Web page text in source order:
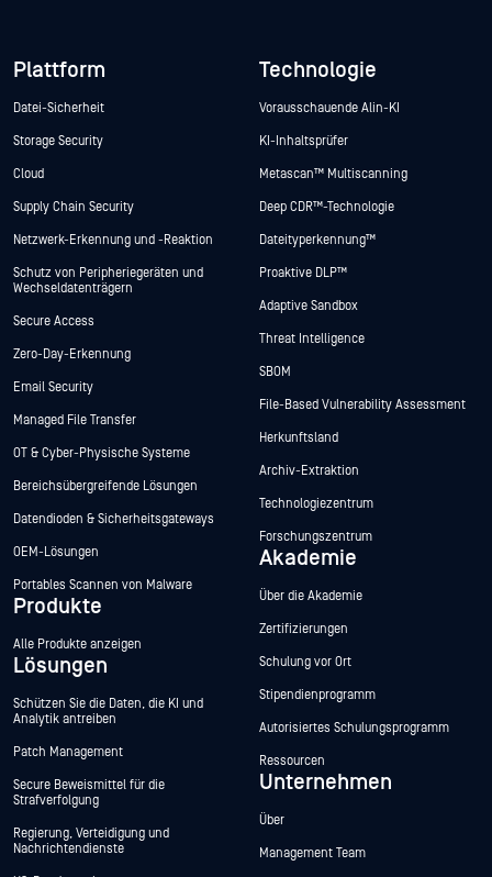
Plattform
Datei-Sicherheit
Storage Security
Cloud
Supply Chain Security
Netzwerk-Erkennung und -Reaktion
Schutz von Peripheriegeräten und
Wechseldatenträgern
Secure Access
Zero-Day-Erkennung
Email Security
Managed File Transfer
OT & Cyber-Physische Systeme
Bereichsübergreifende Lösungen
Datendioden & Sicherheitsgateways
OEM-Lösungen
Portables Scannen von Malware
Produkte
Alle Produkte anzeigen
Lösungen
Schützen Sie die Daten, die KI und
Analytik antreiben
Patch Management
Secure Beweismittel für die
Strafverfolgung
Regierung, Verteidigung und
Nachrichtendienste
Technologie
Vorausschauende Alin-KI
KI-Inhaltsprüfer
Metascan™ Multiscanning
Deep CDR™-Technologie
Dateityperkennung™
Proaktive DLP™
Adaptive Sandbox
Threat Intelligence
SBOM
File-Based Vulnerability Assessment
Herkunftsland
Archiv-Extraktion
Technologiezentrum
Forschungszentrum
Akademie
Über die Akademie
Zertifizierungen
Schulung vor Ort
Stipendienprogramm
Autorisiertes Schulungsprogramm
Ressourcen
Unternehmen
Über
Management Team